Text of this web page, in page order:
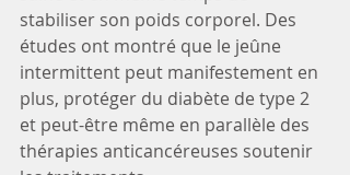
stabiliser son poids corporel. Des
études ont montré que le jeûne
intermittent peut manifestement en
plus, protéger du diabète de type 2
et peut-être même en parallèle des
thérapies anticancéreuses soutenir